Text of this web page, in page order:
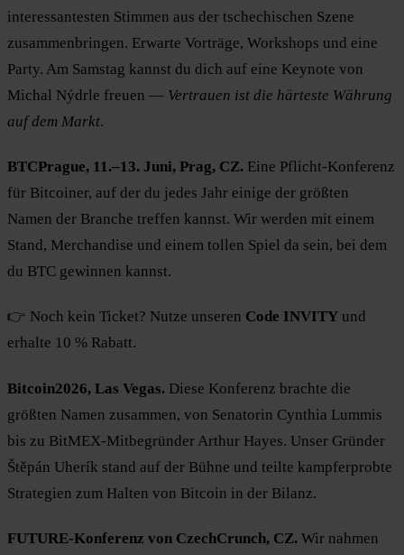
interessantesten Stimmen aus der tschechischen Szene
zusammenbringen. Erwarte Vorträge, Workshops und eine
Party. Am Samstag kannst du dich auf eine Keynote von
Michal Nýdrle freuen — Vertrauen ist die härteste Währung
auf dem Markt.
BTCPrague, 11.–13. Juni, Prag, CZ. Eine Pflicht-Konferenz
für Bitcoiner, auf der du jedes Jahr einige der größten
Namen der Branche treffen kannst. Wir werden mit einem
Stand, Merchandise und einem tollen Spiel da sein, bei dem
du BTC gewinnen kannst.
👉 Noch kein Ticket? Nutze unseren Code INVITY und
erhalte 10 % Rabatt.
Bitcoin2026, Las Vegas. Diese Konferenz brachte die
größten Namen zusammen, von Senatorin Cynthia Lummis
bis zu BitMEX-Mitbegründer Arthur Hayes. Unser Gründer
Štěpán Uherík stand auf der Bühne und teilte kampferprobte
Strategien zum Halten von Bitcoin in der Bilanz.
FUTURE-Konferenz von CzechCrunch, CZ. Wir nahmen